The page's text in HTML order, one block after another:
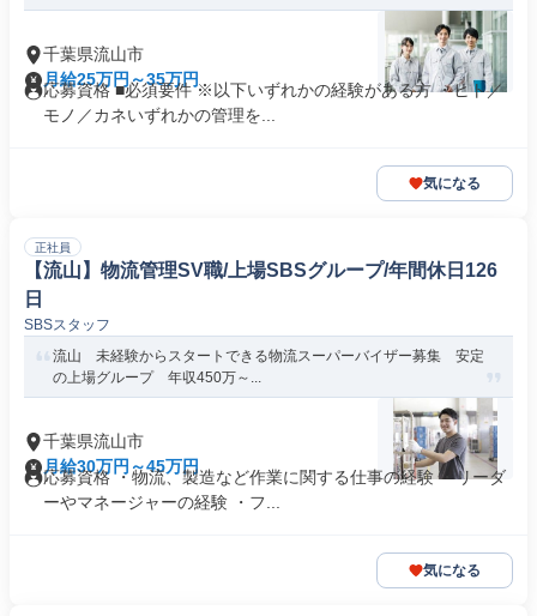
千葉県流山市
月給25万円～35万円
応募資格 ■必須要件 ※以下いずれかの経験がある方 ・ヒト／
モノ／カネいずれかの管理を...
気になる
正社員
【流山】物流管理SV職/上場SBSグループ/年間休日126
日
SBSスタッフ
流山 未経験からスタートできる物流スーパーバイザー募集 安定
の上場グループ 年収450万～...
千葉県流山市
月給30万円～45万円
応募資格 ・物流、製造など作業に関する仕事の経験 ・リーダ
ーやマネージャーの経験 ・フ...
気になる